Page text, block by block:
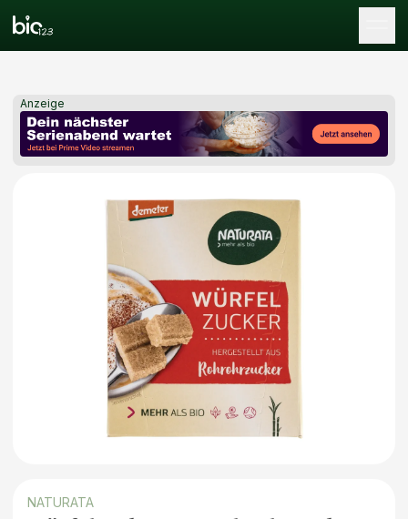
Anzeige
NATURATA